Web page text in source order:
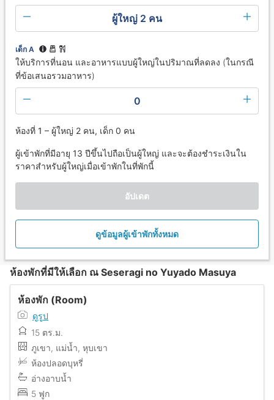
ผู้ใหญ่ 2 คน
เด็ก A
ให้บริการที่นอน และอาหารแบบผู้ใหญ่ในปริมาณที่ลดลง (ในกรณี
ที่ข้อเสนอรวมอาหาร)
0
ห้องที่ 1 – ผู้ใหญ่ 2 คน, เด็ก 0 คน
ผู้เข้าพักที่มีอายุ 13 ปีขึ้นไปถือเป็นผู้ใหญ่ และจะต้องชำระเงินใน
ราคาสำหรับผู้ใหญ่เมื่อเข้าพักในที่พักนี้
อัปเดต
ดูข้อมูลผู้เข้าพักทั้งหมด
ห้องพักที่มีให้เลือก ณ Seseragi no Yuyado Masuya
ห้องพัก (Room)
ดูรูป
15 ตร.ม.
ภูเขา, แม่น้ำ, หุบเขา
ห้องปลอดบุหรี่
อ่างอาบน้ำ
5 ฟูก